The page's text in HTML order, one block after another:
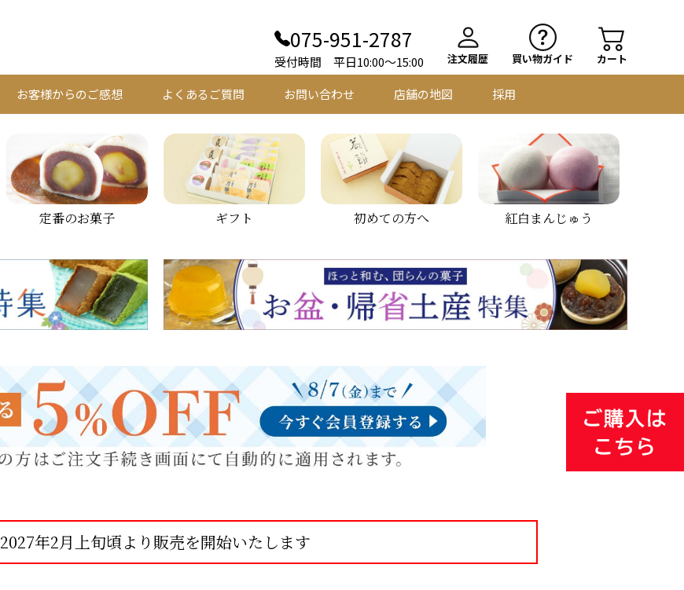
075-951-2787
受付時間 平日10:00～15:00 注文履歴 買い物ガイド カート
お客様からのご感想 よくあるご質問 お問い合わせ 店舗の地図 採用
定番のお菓子 ギフト 初めての方へ 紅白まんじゅう
2027年2月上旬頃より販売を開始いたします